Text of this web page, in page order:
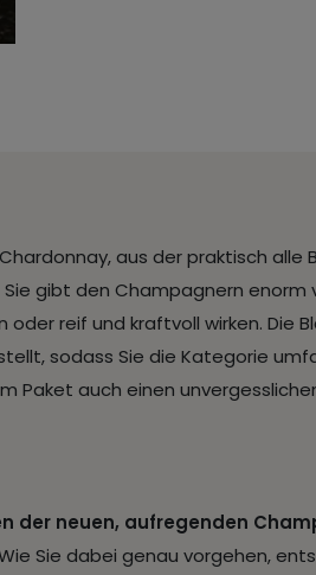
aus der praktisch alle
gibt den Champagnern enorm
reif und kraftvoll wirken. Die
sodass Sie die Kategorie
Paket auch einen
der neuen, aufregenden
Sie dabei genau vorgehen,